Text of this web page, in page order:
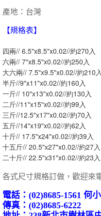
產地：台灣
【規格表】
四兩// 6.5"x8.5"x0.02//約270入
六兩// 7"x8.5"x0.02//約250入
大六兩// 7.5"x9.5"x0.02//約210入
半斤//9"x11"x0.02//約160入
一斤// 10"x13"x0.02//約130入
二斤//11"x15"x0.02//約99入
三斤//12.5"x17"x0.02//約70入
五斤//14"x19"x0.02//約62入
十斤// 17.5"x24"x0.02//約39入
十五斤// 20.5"x27"x0.02//約27入
二十斤// 22.5"x31"x0.02//約23入
各式尺寸規格訂做，歡迎來
電話：(02)8685-1561 何
傳真：(02)8685-6222